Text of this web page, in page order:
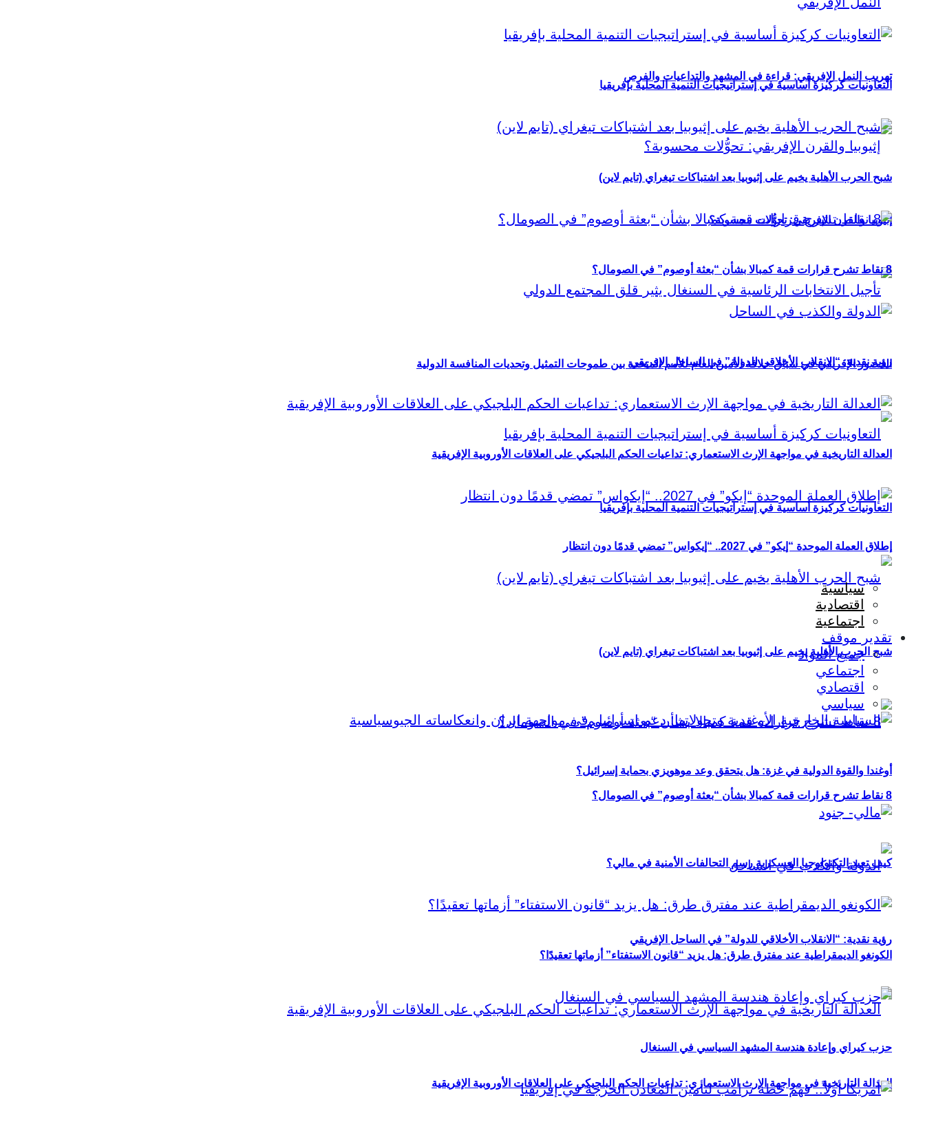
تهريب النمل الإفريقي: قراءة في المشهد والتداعيات والفرص
إثيوبيا والقرن الإفريقي: تحوُّلات محسوبة؟
الحضور الإفريقي في سباق خلافة الأمين العام للأمم المتحدة بين طموحات التمثيل وتحديات المنافسة الدولية
التعاونيات كركيزة أساسية في إستراتيجيات التنمية المحلية بإفريقيا
شبح الحرب الأهلية يخيم على إثيوبيا بعد اشتباكات تيغراي (تايم لاين)
8 نقاط تشرح قرارات قمة كمبالا بشأن “بعثة أوصوم” في الصومال؟
رؤية نقدية: “الانقلاب الأخلاقي للدولة” في الساحل الإفريقي
العدالة التاريخية في مواجهة الإرث الاستعماري: تداعيات الحكم البلجيكي على العلاقات الأوروبية الإفريقية
التعاونيات كركيزة أساسية في إستراتيجيات التنمية المحلية بإفريقيا
شبح الحرب الأهلية يخيم على إثيوبيا بعد اشتباكات تيغراي (تايم لاين)
8 نقاط تشرح قرارات قمة كمبالا بشأن “بعثة أوصوم” في الصومال؟
رؤية نقدية: “الانقلاب الأخلاقي للدولة” في الساحل الإفريقي
العدالة التاريخية في مواجهة الإرث الاستعماري: تداعيات الحكم البلجيكي على العلاقات الأوروبية الإفريقية
إطلاق العملة الموحدة “إيكو” في 2027.. “إيكواس” تمضي قدمًا دون انتظار
سياسية
اقتصادية
اجتماعية
تقدير موقف
جميع المواد
اجتماعي
اقتصادي
سياسي
أوغندا والقوة الدولية في غزة: هل يتحقق وعد موهويزي بحماية إسرائيل؟
كيف تعيد التكنولوجيا العسكرية رسم التحالفات الأمنية في مالي؟
الكونغو الديمقراطية عند مفترق طرق: هل يزيد “قانون الاستفتاء” أزماتها تعقيدًا؟
حزب كيراي وإعادة هندسة المشهد السياسي في السنغال